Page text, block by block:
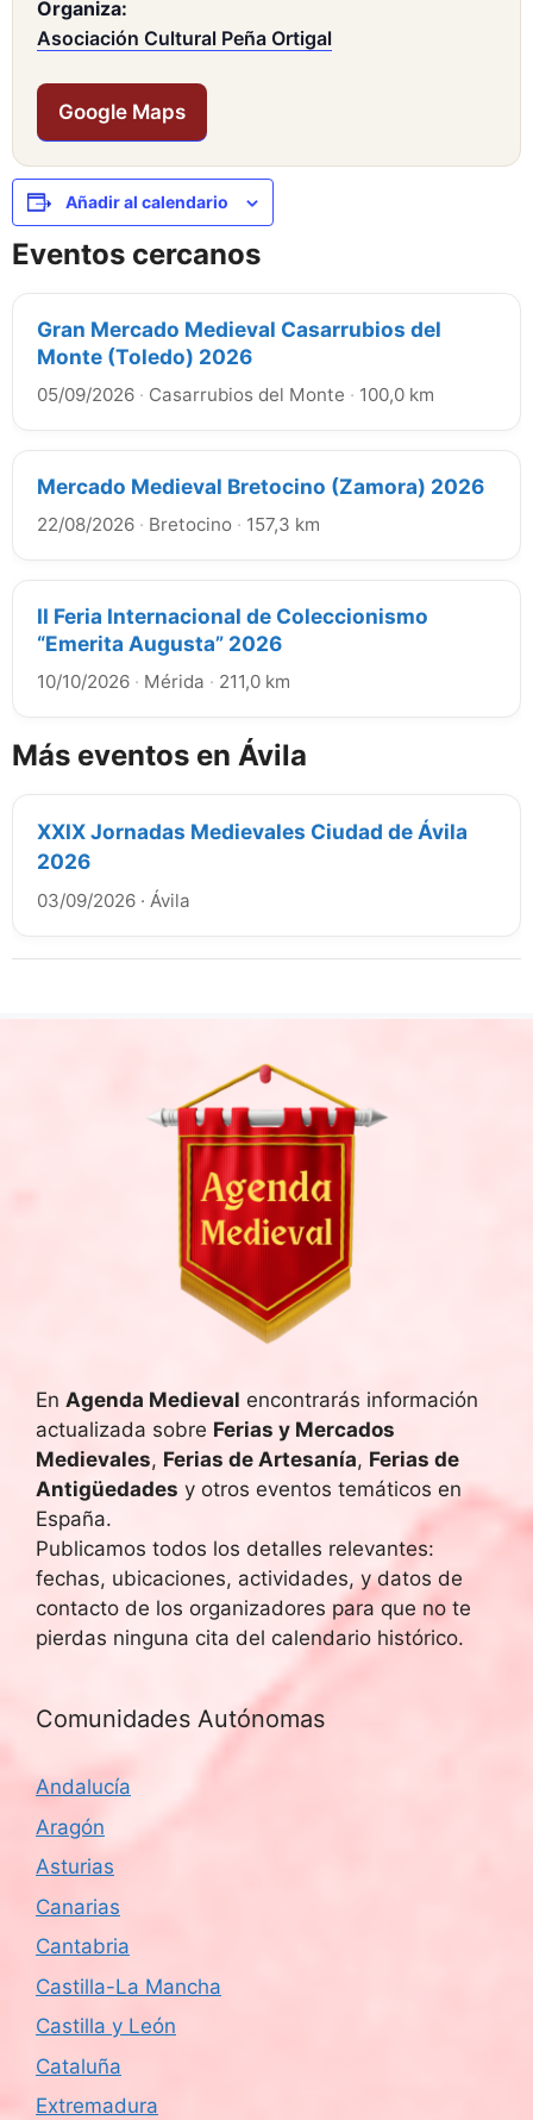
Organiza:
Asociación Cultural Peña Ortigal
Google Maps
Añadir al calendario
Eventos cercanos
Gran Mercado Medieval Casarrubios del
Monte (Toledo) 2026
05/09/2026 · Casarrubios del Monte · 100,0 km
Mercado Medieval Bretocino (Zamora) 2026
22/08/2026 · Bretocino · 157,3 km
II Feria Internacional de Coleccionismo
“Emerita Augusta” 2026
10/10/2026 · Mérida · 211,0 km
Más eventos en Ávila
XXIX Jornadas Medievales Ciudad de Ávila
2026
03/09/2026 · Ávila
En Agenda Medieval encontrarás información
actualizada sobre Ferias y Mercados
Medievales, Ferias de Artesanía, Ferias de
Antigüedades y otros eventos temáticos en
España.
Publicamos todos los detalles relevantes:
fechas, ubicaciones, actividades, y datos de
contacto de los organizadores para que no te
pierdas ninguna cita del calendario histórico.
Comunidades Autónomas
Andalucía
Aragón
Asturias
Canarias
Cantabria
Castilla-La Mancha
Castilla y León
Cataluña
Extremadura